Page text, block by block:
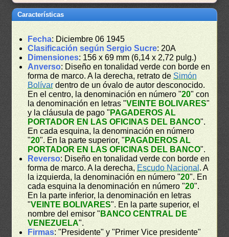
Características
Fecha: Diciembre 06 1945
Clasificación según Sergio Sucre: 20A
Dimensiones: 156 x 69 mm (6,14 x 2,72 pulg.)
Anverso: Diseño en tonalidad verde con borde en
forma de marco. A la derecha, retrato de Simón
Bolívar dentro de un óvalo de autor desconocido.
En el centro, la denominación en número "20" con
la denominación en letras "VEINTE BOLIVARES"
y la cláusula de pago " PAGADEROS AL
PORTADOR EN LAS OFICINAS DEL BANCO".
En cada esquina, la denominación en número
"20". En la parte superior, " PAGADEROS AL
PORTADOR EN LAS OFICINAS DEL BANCO".
Reverso: Diseño en tonalidad verde con borde en
forma de marco. A la derecha, Escudo Nacional . A
la izquierda, la denominación en número "20". En
cada esquina la denominación en número "20".
En la parte inferior, la denominación en letras
"VEINTE BOLIVARES". En la parte superior, el
nombre del emisor " BANCO CENTRAL DE
VENEZUELA".
Firmas: "Presidente" y "Primer Vice presidente"